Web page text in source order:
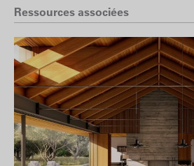
Ressources associées